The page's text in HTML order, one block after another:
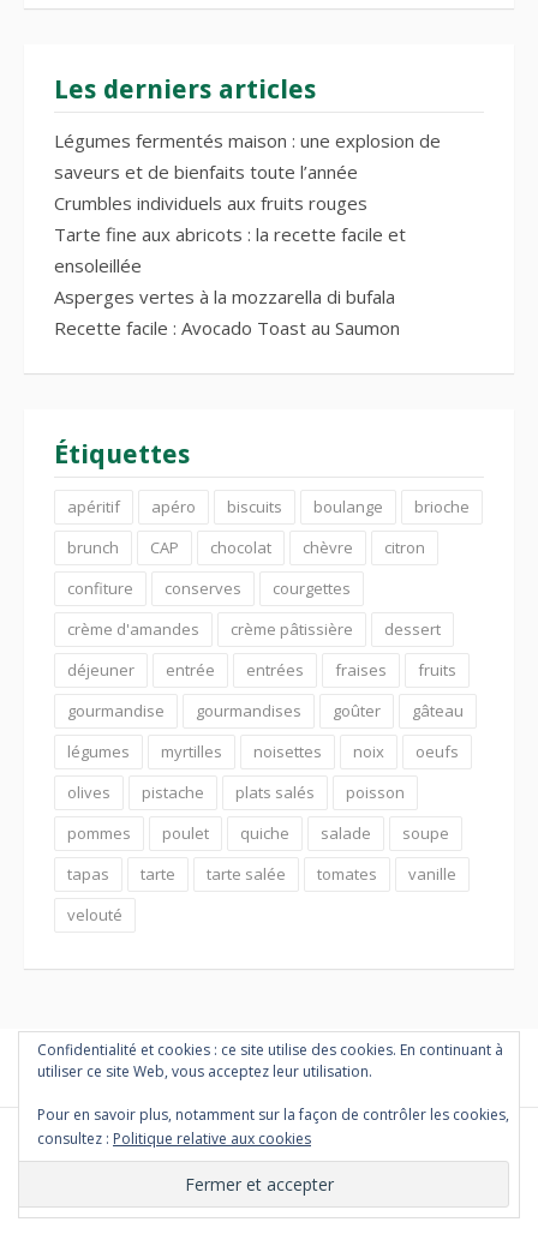
Les derniers articles
Légumes fermentés maison : une explosion de
saveurs et de bienfaits toute l’année
Crumbles individuels aux fruits rouges
Tarte fine aux abricots : la recette facile et
ensoleillée
Asperges vertes à la mozzarella di bufala
Recette facile : Avocado Toast au Saumon
Étiquettes
apéritif apéro biscuits boulange
brioche
brunch
CAP chocolat chèvre
citron
confiture
conserves
courgettes
crème d'amandes
crème pâtissière
dessert
déjeuner
entrée entrées fraises
fruits
gourmandise
gourmandises goûter
gâteau
légumes
myrtilles noisettes noix
oeufs
olives
pistache plats salés
poisson
pommes
poulet quiche salade
soupe
tapas
tarte tarte salée tomates
vanille
velouté
Copyright © 2026 PETITES MARMITES ET COMPAGNIE. Tous droits
Thème Fooding parFRT
Confidentialité et cookies : ce site utilise des cookies. En continuant à
utiliser ce site Web, vous acceptez leur utilisation.
Pour en savoir plus, notamment sur la façon de contrôler les cookies,
consultez : Politique relative aux cookies